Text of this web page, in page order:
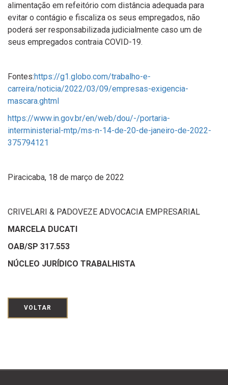
alimentação em refeitório com distância adequada para
evitar o contágio e fiscaliza os seus empregados, não
poderá ser responsabilizada judicialmente caso um de
seus empregados contraia COVID-19.
Fontes:https://g1.globo.com/trabalho-e-
carreira/noticia/2022/03/09/empresas-exigencia-
mascara.ghtml
https://www.in.gov.br/en/web/dou/-/portaria-
interministerial-mtp/ms-n-14-de-20-de-janeiro-de-2022-
375794121
Piracicaba, 18 de março de 2022
CRIVELARI & PADOVEZE ADVOCACIA EMPRESARIAL
MARCELA DUCATI
OAB/SP 317.553
NÚCLEO JURÍDICO TRABALHISTA
VOLTAR